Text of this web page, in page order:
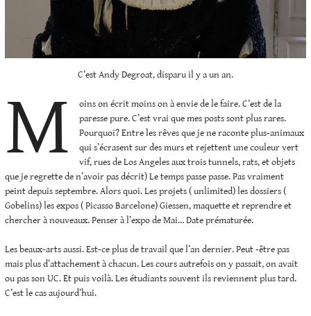
C’est Andy Degroat, disparu il y a un an.
M
oins on écrit moins on à envie de le faire. C’est de la
paresse pure. C’est vrai que mes posts sont plus rares.
Pourquoi? Entre les rêves que je ne raconte plus-animaux
qui s’écrasent sur des murs et rejettent une couleur vert
vif, rues de Los Angeles aux trois tunnels, rats, et objets
que je regrette de n’avoir pas décrit) Le temps passe passe. Pas vraiment
peint depuis septembre. Alors quoi. Les projets ( unlimited) les dossiers (
Gobelins) les expos ( Picasso Barcelone) Giessen, maquette et reprendre et
chercher à nouveaux. Penser à l’expo de Mai… Date prématurée.
Les beaux-arts aussi. Est-ce plus de travail que l’an dernier. Peut -être pas
mais plus d’attachement à chacun. Les cours autrefois on y passait, on avait
ou pas son UC. Et puis voilà. Les étudiants souvent ils reviennent plus tard.
C’est le cas aujourd’hui.